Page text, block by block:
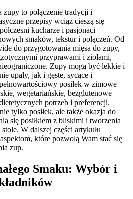
to połączenie tradycji i
przepisy wciąż cieszą się
kucharze i pasjonaci
smaków, tekstur i połączeń. Od
do przygotowania mięsa do zupy,
przyprawami i ziołami,
Zupy mogą być lekkie i
upały, jak i gęste, sycące i
posiłek w zimowe
wegetariańskie, bezglutenowe –
potrzeb i preferencji.
tylko posiłek, ale także okazja do
się posiłkiem z bliskimi i tworzenia
W dalszej części artykułu
które pozwolą Wam stać się
zup.
Smaku: Wybór i